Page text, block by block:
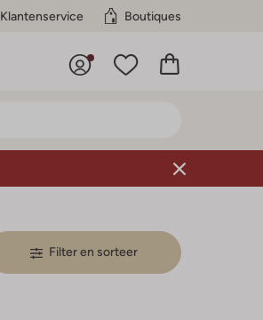
Klantenservice Boutiques
Filter en sorteer